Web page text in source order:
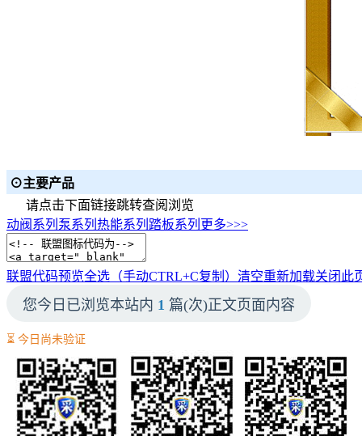
⊙主要产品
请点击下面链接跳转查阅浏览
动阀系列 泵系列 热能系列 踏板系列 更多>>>
联盟代码预览全选（手动CTRL+C复制） 清空重新加载关闭此
您今日已浏览本站内 1 篇(次)正文页面内容
⏳ 今日尚未验证